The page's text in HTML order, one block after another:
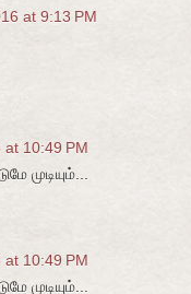
at 9:13 PM
10:49 PM
முடியும்...
10:49 PM
முடியும்...